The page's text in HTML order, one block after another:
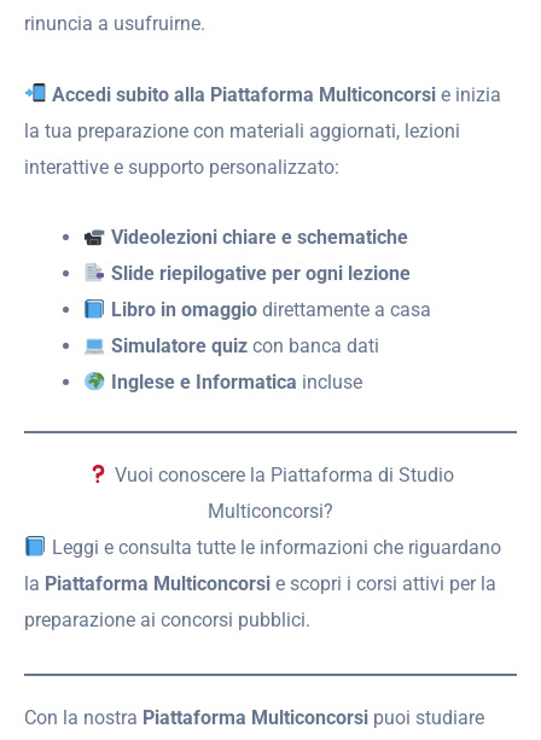
rinuncia a usufruirne.
Accedi subito alla Piattaforma Multiconcorsie inizia
la tua preparazione con materiali aggiornati, lezioni
interattive e supporto personalizzato:
Videolezioni chiare e schematiche
Slide riepilogative per ogni lezione
Libro in omaggiodirettamente a casa
Simulatore quizcon banca dati
Inglese e Informatica incluse
Vuoi conoscere la Piattaforma di Studio
Multiconcorsi?
Leggi e consulta tutte le informazioni che riguardano
la Piattaforma Multiconcorsi e scopri i corsi attivi per la
preparazione ai concorsi pubblici.
Con la nostra Piattaforma Multiconcorsi puoi studiare